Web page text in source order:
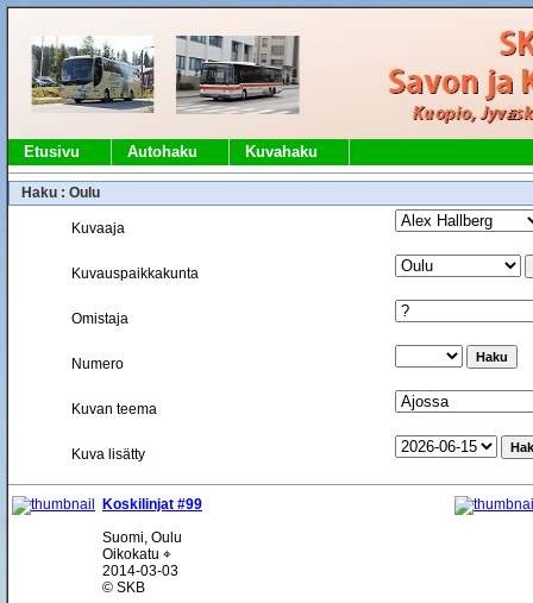
Etusivu Autohaku Kuvahaku
Haku : Oulu
Kuvaaja
Kuvauspaikkakunta
Omistaja
Numero
Kuvan teema
Kuva lisätty
Koskilinjat #99
Suomi, Oulu
Oikokatu ⌖
2014-03-03
© SKB